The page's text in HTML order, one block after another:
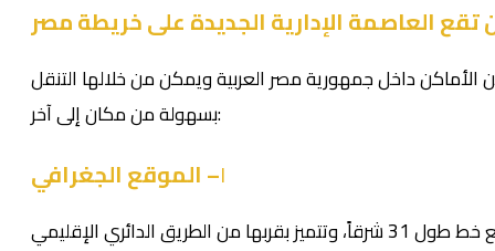
تقع العاصمة الإدارية الجديدة على خريطة مصر
الأماكن داخل جمهورية مصر العربية ويمكن من خلالها التنقل
بسهولة من مكان إلى آخر:
١
تقع العاصمة الإدارية الجديدة في شرق مدينة القاهرة على مساحة حوالي 170 ألف فدان وتقع عند التقاء خط عرض 30 شمالاً مع خط طول 31 شرقاً، وتتميز بقربها من الطريق الدائري الإقليمي